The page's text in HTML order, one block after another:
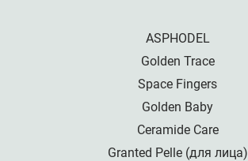
ASPHODEL
Golden Trace
Space Fingers
Golden Baby
Ceramide Care
Granted Pelle (для лица)